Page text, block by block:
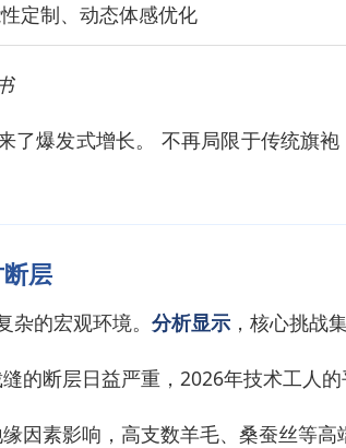
定制、动态体感优化
了爆发式增长。 不再局限于传统旗
层
的宏观环境。 分析显示 ，核心挑战
的断层日益严重，2026年技术工人
因素影响，高支数羊毛、桑蚕丝等